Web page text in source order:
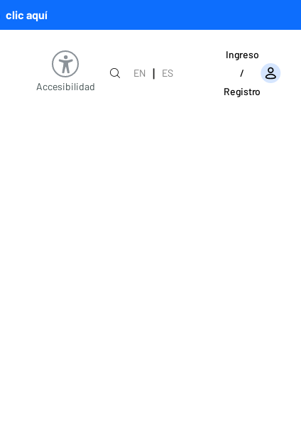
clic aquí
Accesibilidad
EN |
ES
Ingreso
/
Registro